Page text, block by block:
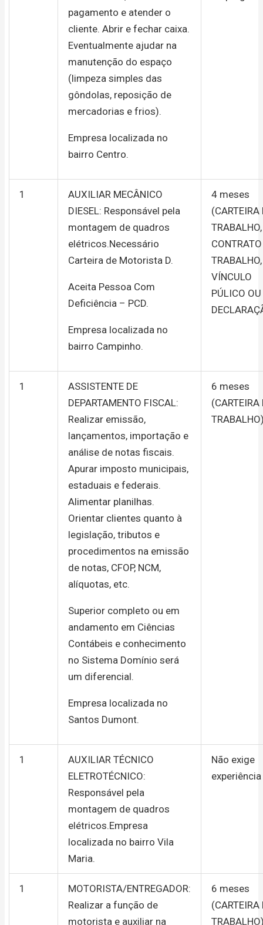
pagamento e atender o
cliente. Abrir e fechar caixa.
Eventualmente ajudar na
manutenção do espaço
(limpeza simples das
gôndolas, reposição de
mercadorias e frios).
Empresa localizada no
bairro Centro.
1
AUXILIAR MECÂNICO
DIESEL: Responsável pela
montagem de quadros
elétricos.Necessário
Carteira de Motorista D.
Aceita Pessoa Com
Deficiência – PCD.
Empresa localizada no
bairro Campinho.
4 meses
(CARTEIRA
TRABALHO,
TRABALHO,
VÍNCULO
PÚLICO OU
1
ASSISTENTE DE
DEPARTAMENTO FISCAL:
Realizar emissão,
lançamentos, importação e
análise de notas fiscais.
Apurar imposto municipais,
estaduais e federais.
Alimentar planilhas.
Orientar clientes quanto à
legislação, tributos e
procedimentos na emissão
de notas, CFOP, NCM,
alíquotas, etc.
Superior completo ou em
andamento em Ciências
Contábeis e conhecimento
no Sistema Domínio será
um diferencial.
Empresa localizada no
Santos Dumont.
6 meses
(CARTEIRA
1
AUXILIAR TÉCNICO
ELETROTÉCNICO:
Responsável pela
montagem de quadros
elétricos.Empresa
localizada no bairro Vila
Maria.
Não exige
experiência
1
MOTORISTA/ENTREGADOR:
Realizar a função de
motorista e auxiliar na
6 meses
(CARTEIRA